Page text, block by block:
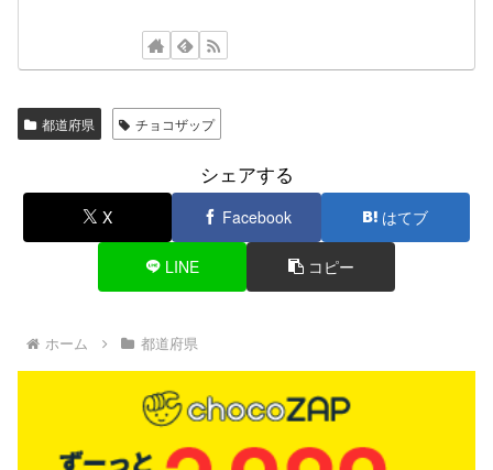
都道府県 チョコザップ
シェアする
X Facebook はてブ
LINE コピー
ホーム 都道府県